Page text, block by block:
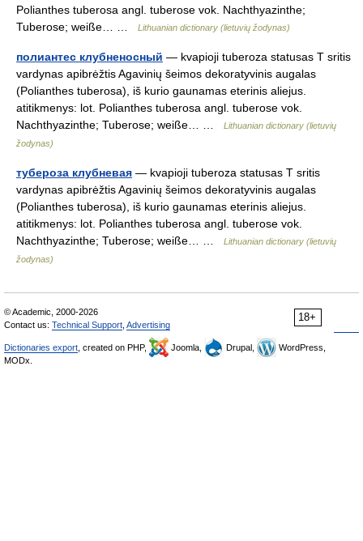
Polianthes tuberosa angl. tuberose vok. Nachthyazinthe;
Tuberose; weiße… …
Lithuanian dictionary (lietuvių žodynas)
полиантес клубненосный — kvapioji tuberoza statusas T sritis
vardynas apibrėžtis Agavinių šeimos dekoratyvinis augalas
(Polianthes tuberosa), iš kurio gaunamas eterinis aliejus.
atitikmenys: lot. Polianthes tuberosa angl. tuberose vok.
Nachthyazinthe; Tuberose; weiße… …
Lithuanian dictionary (lietuvių
žodynas)
тубероза клубневая — kvapioji tuberoza statusas T sritis
vardynas apibrėžtis Agavinių šeimos dekoratyvinis augalas
(Polianthes tuberosa), iš kurio gaunamas eterinis aliejus.
atitikmenys: lot. Polianthes tuberosa angl. tuberose vok.
Nachthyazinthe; Tuberose; weiße… …
Lithuanian dictionary (lietuvių
žodynas)
18+
© Academic, 2000-2026
Contact us: Technical Support Advertising
Dictionaries export , created on PHP, Joomla, Drupal,
WordPress,
MODx.